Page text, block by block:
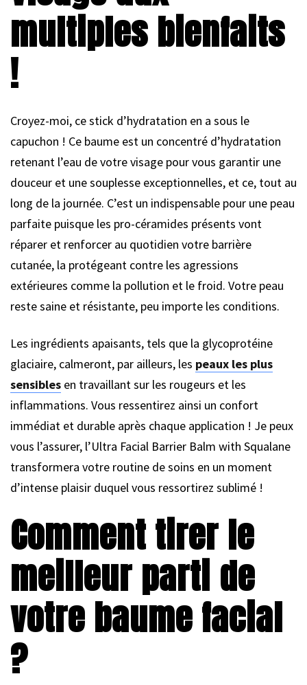
multiples bienfaits
!
Croyez-moi, ce stick d’hydratation en a sous le
capuchon ! Ce baume est un concentré d’hydratation
retenant l’eau de votre visage pour vous garantir une
douceur et une souplesse exceptionnelles, et ce, tout au
long de la journée. C’est un indispensable pour une peau
parfaite puisque les pro-céramides présents vont
réparer et renforcer au quotidien votre barrière
cutanée, la protégeant contre les agressions
extérieures comme la pollution et le froid. Votre peau
reste saine et résistante, peu importe les conditions.
Les ingrédients apaisants, tels que la glycoprotéine
glaciaire, calmeront, par ailleurs, les peaux les plus
sensibles en travaillant sur les rougeurs et les
inflammations. Vous ressentirez ainsi un confort
immédiat et durable après chaque application ! Je peux
vous l’assurer, l’Ultra Facial Barrier Balm with Squalane
transformera votre routine de soins en un moment
d’intense plaisir duquel vous ressortirez sublimé !
Comment tirer le
meilleur parti de
votre baume facial
?